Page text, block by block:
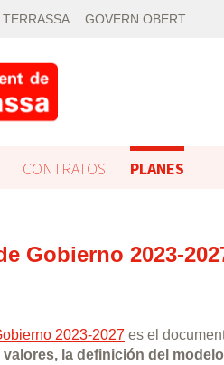
GOVERN OBERT
CONTRATOS PLANES
Gobierno 2023-
2023-2027 es el
la definición del